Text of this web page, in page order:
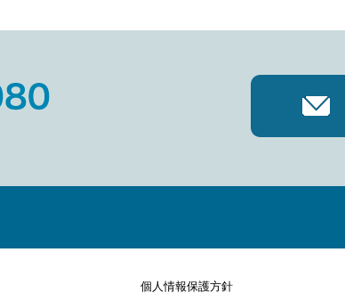
個人情報保護方針